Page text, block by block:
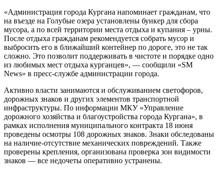
«Администрация города Кургана напоминает гражданам, что
на въезде на Голубые озера установлены бункер для сбора
мусора, а по всей территории места отдыха и купания – урны.
После отдыха гражданам рекомендуется собрать мусор и
выбросить его в ближайший контейнер по дороге, это не так
сложно. Это позволит поддерживать в чистоте и порядке одно
из любимых мест отдыха курганцев», — сообщили «SM
News» в пресс-службе администрации города.
Активно власти занимаются и обслуживанием светофоров,
дорожных знаков и других элементов транспортной
инфраструктуры. По информации МКУ «Управление
дорожного хозяйства и благоустройства города Кургана», в
рамках исполнения муниципального контракта 18 июня
проведены осмотры 108 дорожных знаков. Знаки обследованы
на наличие-отсутствие механических повреждений. Также
проверены крепления, организована проверка зон видимости
знаков — все недочеты оперативно устранены.